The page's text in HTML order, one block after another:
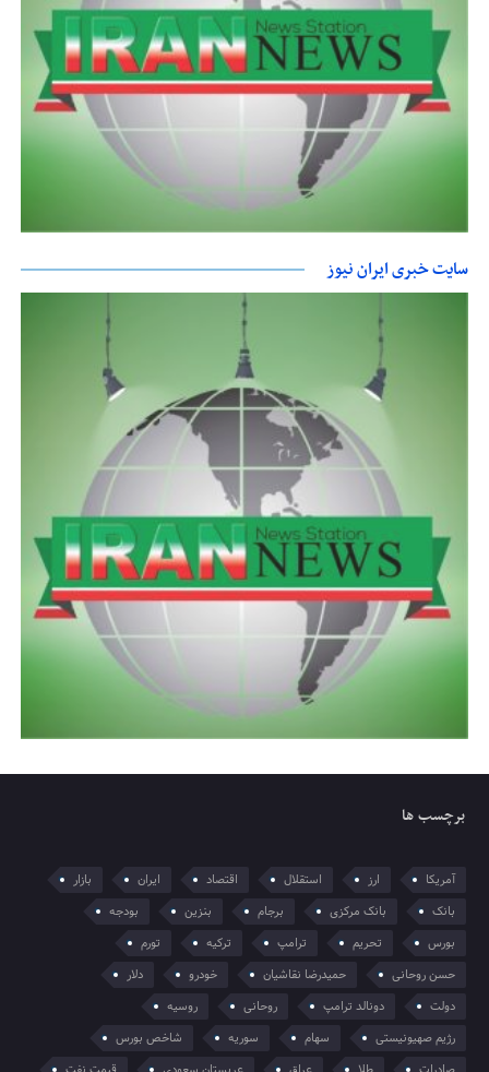
سایت خبری ایران نیوز
برچسب ها
آمریکا ارز استقلال اقتصاد ایران
بازار
بانک
بانک مرکزی برجام بنزین
بودجه
بورس
تحریم ترامپ ترکیه
تورم
حسن روحانی
حمیدرضا نقاشیان خودرو
دلار
دولت
دونالد ترامپ روحانی
روسیه
رژیم صهیونیستی
سهام سوریه
شاخص بورس